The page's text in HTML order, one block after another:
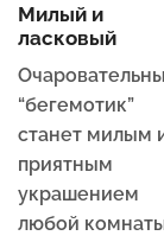
Милый и
ласковый
“бегемотик”
станет милым
приятным
украшением
любой